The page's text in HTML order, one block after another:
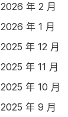
2026 年 2 月
2026 年 1 月
2025 年 12 月
2025 年 11 月
2025 年 10 月
2025 年 9 月